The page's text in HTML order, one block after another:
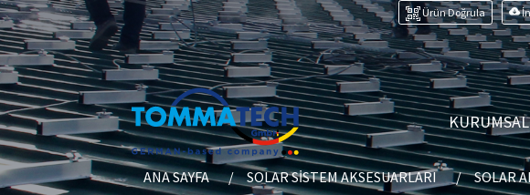
Ürün Doğrula
ANA SAYFA SOLAR SISTEM AKSESUARLARI SOLAR